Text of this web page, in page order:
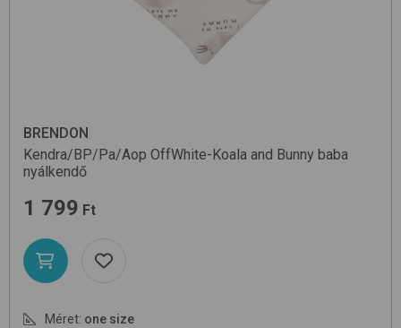
BRENDON
Kendra/BP/Pa/Aop OffWhite-Koala and Bunny baba
nyálkendő
1 799 Ft
Méret: one size